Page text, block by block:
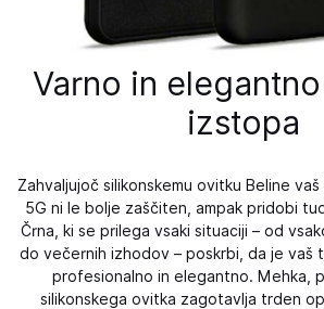
Varno in
izstopa
Zahvaljujoč silikonskemu ovitku Beline
5G ni le bolje zaščiten, ampak pridobi
Črna, ki se prilega vsaki situaciji – od
do večernih izhodov – poskrbi, da je
profesionalno in elegantno. Mehka,
silikonskega ovitka zagotavlja trden